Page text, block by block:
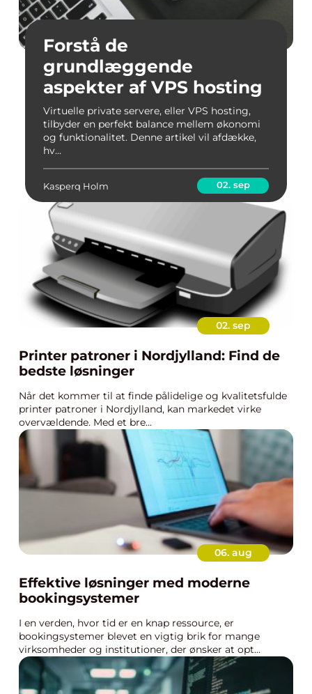
Forstå de
grundlæggende
aspekter af VPS hosting
Virtuelle private servere, eller VPS hosting,
tilbyder en perfekt balance mellem økonomi
og funktionalitet. Denne artikel vil afdække,
hv...
Kasperq Holm 02. sep
02. sep
Printer patroner i Nordjylland: Find de
bedste løsninger
Når det kommer til at finde pålidelige og kvalitetsfulde
printer patroner i Nordjylland, kan markedet virke
overvældende. Med et bre...
06. aug
Effektive løsninger med moderne
bookingsystemer
I en verden, hvor tid er en knap ressource, er
bookingsystemer blevet en vigtig brik for mange
virksomheder og institutioner, der ønsker at opt...